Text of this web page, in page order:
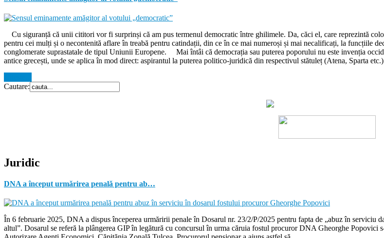
Cu siguranță că unii cititori vor fi surprinși că am pus termenul democratic între ghilimele. Da, căci el, care reprezintă
pentru cei mulți și o necontenită aflare în treabă pentru catindații, din ce în ce mai numeroși și mai necalificați, la funcțiile
conglomerate suprastatale de tipul Uniunii Europene. Mai întâi că democrația sau puterea poporului nu este invenția
antice grecești, unde se aplica în mod direct: aspirantul la puterea politico-juridică din respectivul stătuleț (Atena, Sparta
Cautare:
Juridic
DNA a început urmărirea penală pentru ab…
În 6 februarie 2025, DNA a dispus începerea urmăririi penale în Dosarul nr. 23/2/P/2025 pentru fapta de „abuz în serviciu
altul”. Dosarul se referă la plângerea GIP în legătură cu concursul în urma căruia fostul procuror DNA Gheorghe Popovici